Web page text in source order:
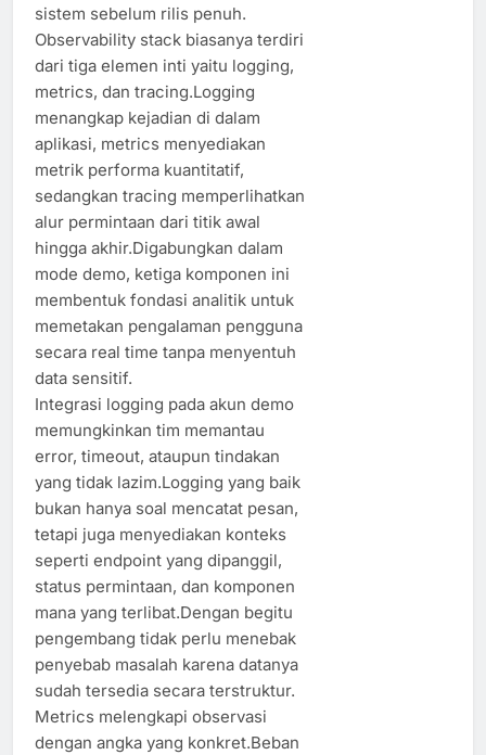
sistem sebelum rilis penuh.
Observability stack biasanya terdiri
dari tiga elemen inti yaitu logging,
metrics, dan tracing.Logging
menangkap kejadian di dalam
aplikasi, metrics menyediakan
metrik performa kuantitatif,
sedangkan tracing memperlihatkan
alur permintaan dari titik awal
hingga akhir.Digabungkan dalam
mode demo, ketiga komponen ini
membentuk fondasi analitik untuk
memetakan pengalaman pengguna
secara real time tanpa menyentuh
data sensitif.
Integrasi logging pada akun demo
memungkinkan tim memantau
error, timeout, ataupun tindakan
yang tidak lazim.Logging yang baik
bukan hanya soal mencatat pesan,
tetapi juga menyediakan konteks
seperti endpoint yang dipanggil,
status permintaan, dan komponen
mana yang terlibat.Dengan begitu
pengembang tidak perlu menebak
penyebab masalah karena datanya
sudah tersedia secara terstruktur.
Metrics melengkapi observasi
dengan angka yang konkret.Beban